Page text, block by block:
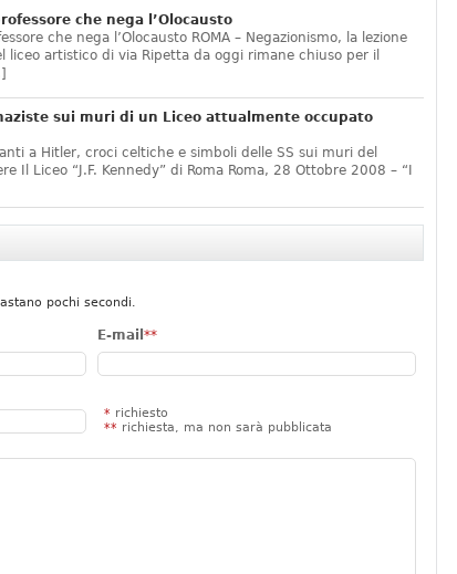
che nega l’Olocausto
che nega l’Olocausto ROMA – Negazionismo, la lezione
liceo artistico di via Ripetta da oggi rimane chiuso per il
sui muri di un Liceo attualmente occupato
a Hitler, croci celtiche e simboli delle SS sui muri del
Il Liceo “J.F. Kennedy” di Roma Roma, 28 Ottobre 2008 – “I
pochi secondi.
E-mail **
* richiesto
** richiesta, ma non sarà pubblicata